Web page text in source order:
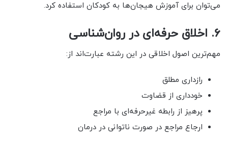
می‌توان برای آموزش هیجان‌ها به کودکان استفاده کرد.
۶. اخلاق حرفه‌ای در روان‌شناسی
مهم‌ترین اصول اخلاقی در این رشته عبارت‌اند از:
رازداری مطلق
خودداری از قضاوت
پرهیز از رابطه غیرحرفه‌ای با مراجع
ارجاع مراجع در صورت ناتوانی در درمان